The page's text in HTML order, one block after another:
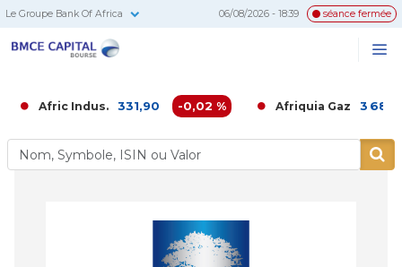
Le Groupe Bank Of Africa 06/08/2026 - 18:39 séance fermée
Afric Indus. 331,90 -0,02 % Afriquia Gaz 3